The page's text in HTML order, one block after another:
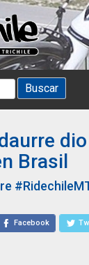
Brasil
Facebook